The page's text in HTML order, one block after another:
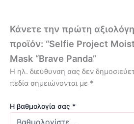
Κάνετε την πρώτη
προϊόν: “Selfie Project
Mask “Brave Panda”
Η ηλ. διεύθυνση σας δεν
πεδία σημειώνονται με *
Η βαθμολογία σας *